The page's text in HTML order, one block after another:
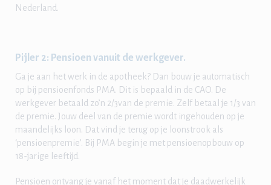
Nederland.
Pijler 2: Pensioen vanuit de werkgever.
Ga je aan het werk in de apotheek? Dan bouw je automatisch
op bij pensioenfonds PMA. Dit is bepaald in de CAO. De
werkgever betaald zo’n 2/3van de premie. Zelf betaal je 1/3 van
de premie. Jouw deel van de premie wordt ingehouden op je
maandelijks loon. Dat vind je terug op je loonstrook als
‘pensioenpremie’. Bij PMA begin je met pensioenopbouw op
18-jarige leeftijd.
Pensioen ontvang je vanaf het moment dat je daadwerkelijk